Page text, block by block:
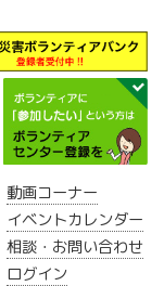
動画コーナー
イベントカレンダー
相談・お問い合わせ
ログイン